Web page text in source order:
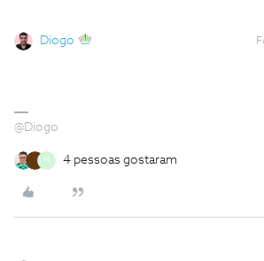
Diogo
@Diogo
M 4 pessoas gostaram